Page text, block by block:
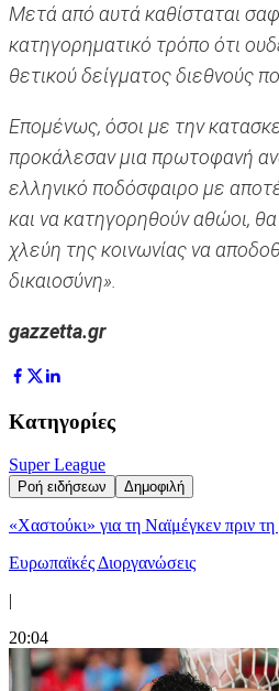
Μετά από αυτά καθίσταται
κατηγορηματικό τρόπο ότι
θετικού δείγματος διεθνούς
Επομένως, όσοι με την
προκάλεσαν μια πρωτοφανή
ελληνικό ποδόσφαιρο με
και να κατηγορηθούν αθώοι,
χλεύη της κοινωνίας να
δικαιοσύνη».
gazzetta.gr
Κατηγορίες
Super League
Ροή ειδήσεων Δημοφιλή
«Χαστούκι» για τη Ναϊμέγκεν πριν
Ευρωπαϊκές Διοργανώσεις
|
20:04